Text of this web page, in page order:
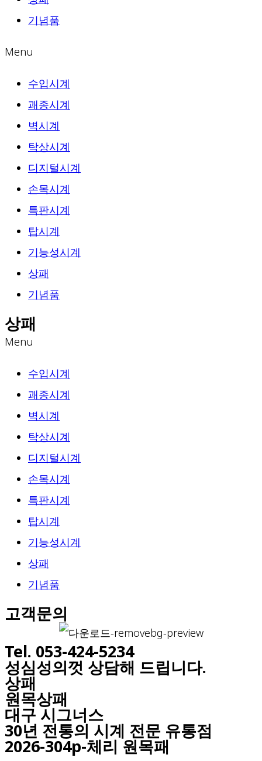
기념품
Menu
수입시계
괘종시계
벽시계
탁상시계
디지털시계
손목시계
특판시계
탑시계
기능성시계
상패
기념품
상패
Menu
수입시계
괘종시계
벽시계
탁상시계
디지털시계
손목시계
특판시계
탑시계
기능성시계
상패
기념품
고객문의
Tel. 053-424-5234
성심성의껏 상담해 드립니다.
상패
원목상패
대구 시그너스
30년 전통의 시계 전문 유통점
2026-304p-체리 원목패